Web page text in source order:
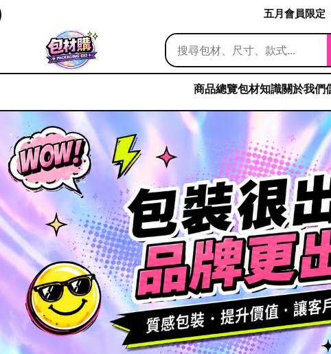
五月會員限定
商品總覽包材知識關於我們